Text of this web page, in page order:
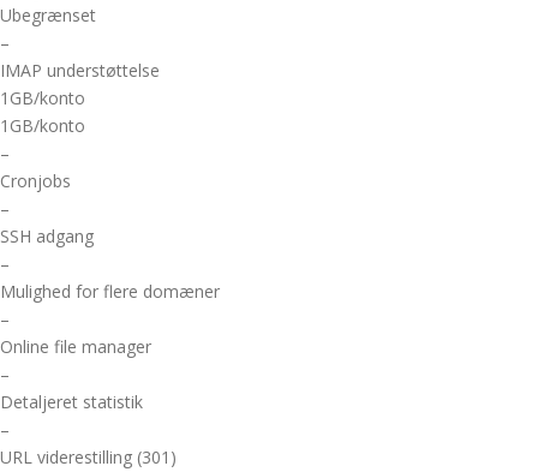
Ubegrænset
–
IMAP understøttelse
1GB/konto
1GB/konto
–
Cronjobs
–
SSH adgang
–
Mulighed for flere domæner
–
Online file manager
–
Detaljeret statistik
–
URL viderestilling (301)